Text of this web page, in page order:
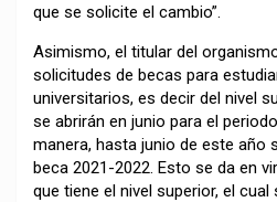
que se solicite el cambio”.
Asimismo, el titular del
solicitudes de becas para
universitarios, es decir del nivel
se abrirán en junio para el
manera, hasta junio de este año
beca 2021-2022. Esto se da en
que tiene el nivel superior, el